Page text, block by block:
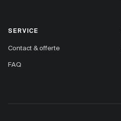
SERVICE
Contact & offerte
FAQ